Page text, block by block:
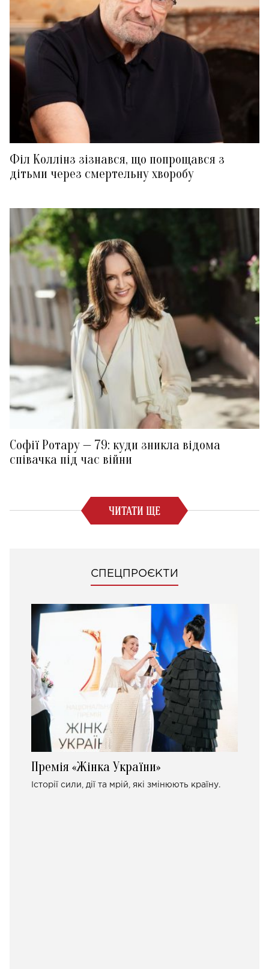
Філ Коллінз зізнався, що попрощався з
дітьми через смертельну хворобу
Софії Ротару — 79: куди зникла відома
співачка під час війни
ЧИТАТИ ЩЕ
СПЕЦПРОЄКТИ
Премія «Жінка України»
Історії сили, дії та мрій, які змінюють країну.